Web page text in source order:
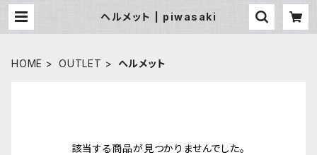
ヘルメット | piwasaki
HOME OUTLET ヘルメット
該当する商品が見つかりませんでした。